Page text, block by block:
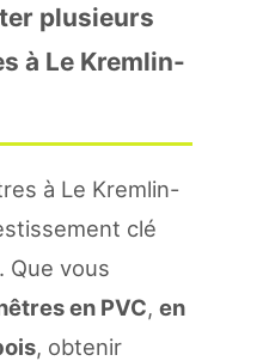
plusieurs
à Le Kremlin-
à Le Kremlin-
clé
Que vous
en PVC, en
, obtenir